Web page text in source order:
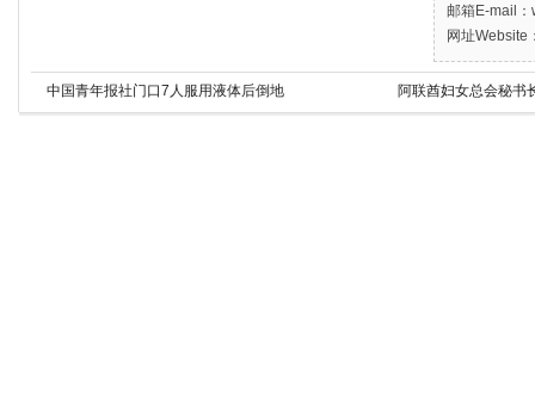
邮箱E-mail
网址Website
中国青年报社门口7人服用液体后倒地 阿联酋妇女总会秘书